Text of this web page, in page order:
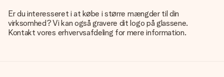
Er du interesseret i at købe i større mængder til din
virksomhed? Vi kan også gravere dit logo på glassene.
Kontakt vores erhvervsafdeling for mere information.